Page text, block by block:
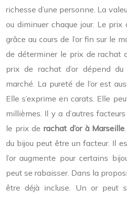
richesse d’une personne. La
ou diminuer chaque jour. Le prix
grâce au cours de l’or fin sur le
de déterminer le prix de rachat
prix de rachat d’or dépend
marché. La pureté de l’or est
Elle s’exprime en carats. Elle
millièmes. Il y a d’autres
le prix derachat d’or à Marseille
du bijou peut être un facteur. Il
l’or augmente pour certains
peut se rabaisser. Dans la
être déjà incluse. Un or peut